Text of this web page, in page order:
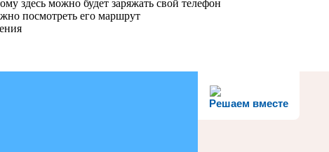
здесь можно будет заряжать свой телефон
посмотреть его маршрут
Решаем вместе